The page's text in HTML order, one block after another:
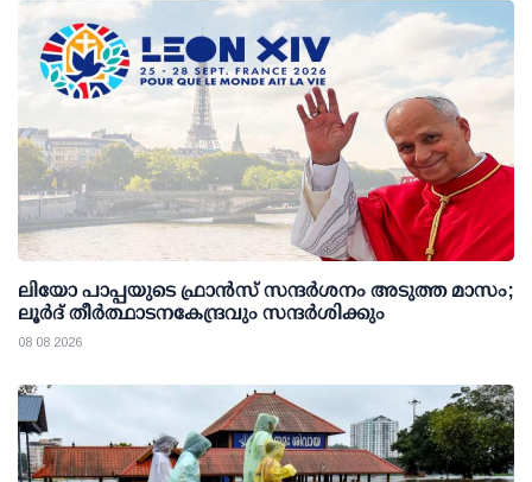
ലിയോ പാപ്പയുടെ ഫ്രാൻസ് സന്ദർശനം അടുത്ത മാസം;
ലൂർദ് തീർത്ഥാടനകേന്ദ്രവും സന്ദർശിക്കും
08 08 2026